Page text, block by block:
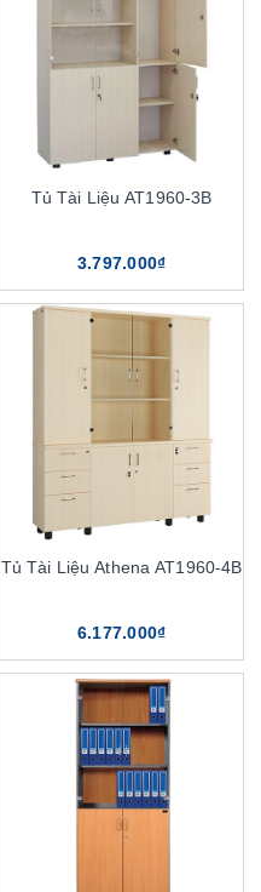
Tủ Tài Liệu AT1960-3B
3.797.000₫
Tủ Tài Liệu Athena AT1960-4B
6.177.000₫